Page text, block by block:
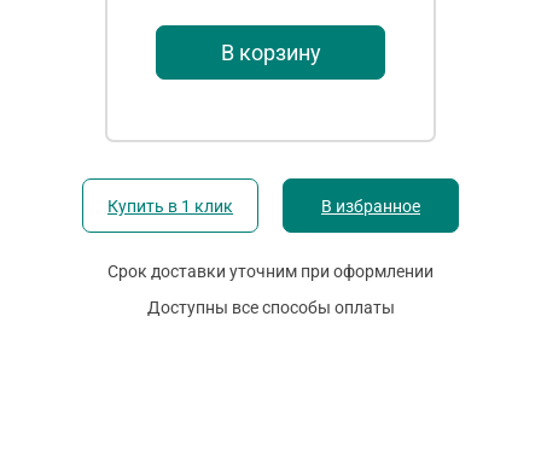
В корзину
Купить в 1 клик В избранное
Срок доставки уточним при оформлении
Доступны все способы оплаты